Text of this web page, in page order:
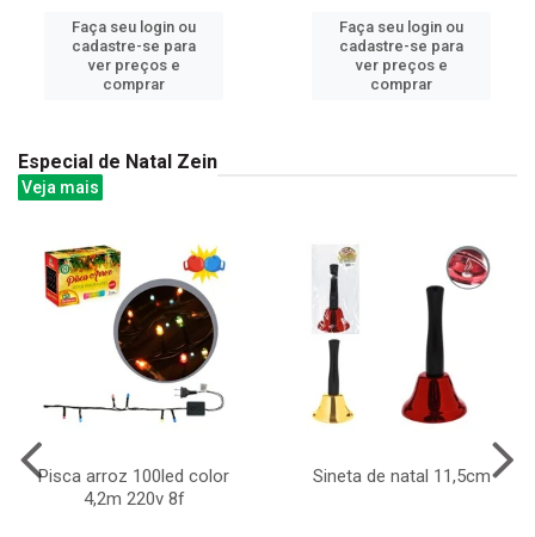
Faça seu login ou
cadastre-se para
ver preços e
comprar
Faça seu login ou
cadastre-se para
ver preços e
comprar
Especial de Natal Zein
Veja mais
Pisca arroz 100led color
4,2m 220v 8f
Sineta de natal 11,5cm